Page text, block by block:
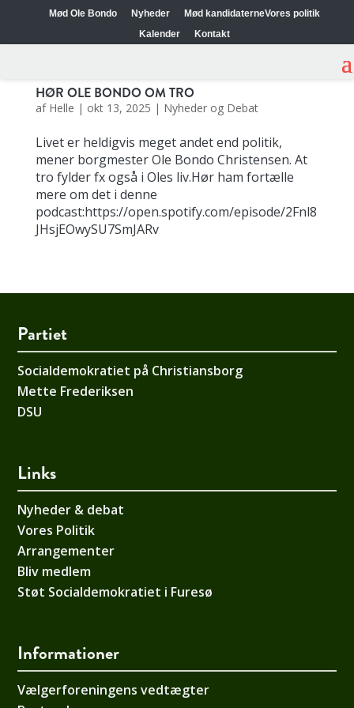
Mød Ole Bondo Nyheder Mød kandidaterneVores politik
Kalender
Kontakt
HØR OLE BONDO OM TRO
af Helle | okt 13, 2025 | Nyheder og Debat
Livet er heldigvis meget andet end politik,
mener borgmester Ole Bondo Christensen. At
tro fylder fx også i Oles liv.Hør ham fortælle
mere om det i denne
podcast:https://open.spotify.com/episode/2Fnl8
JHsjEOwySU7SmJARv
Partiet
Socialdemokratiet på Christiansborg
Mette Frederiksen
DSU
Links
Nyheder & debat
Vores Politik
Arrangementer
Bliv medlem
Støt Socialdemokratiet i Furesø
Informationer
Vælgerforeningens vedtægter